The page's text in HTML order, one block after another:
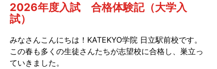
2026年度入試 合格体験記（大学入
試）
みなさんこんにちは！KATEKYO学院 日立駅前校です。
この春も多くの生徒さんたちが志望校に合格し、巣立っ
ていきました。